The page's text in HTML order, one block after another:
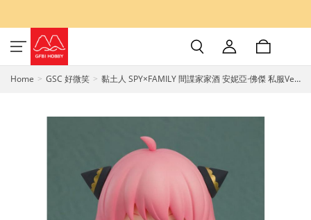
Home GSC 好微笑
黏土人 SPY×FAMILY 間諜家家酒 安妮亞·佛傑 私服Ver.